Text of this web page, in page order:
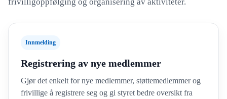
Innmelding
Registrering av nye medlemmer
Gjør det enkelt for nye medlemmer, støttemedlemmer og
frivillige å registrere seg og gi styret bedre oversikt fra